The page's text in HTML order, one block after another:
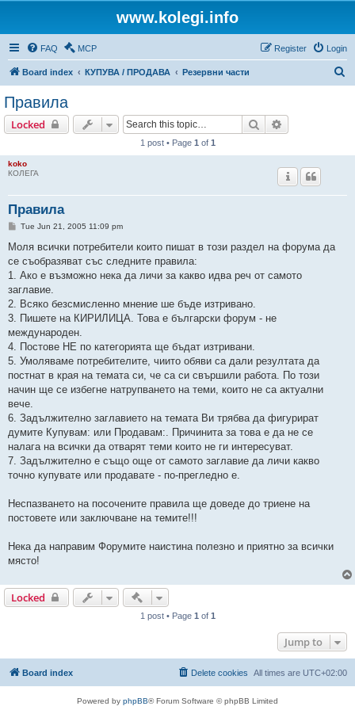
www.kolegi.info
FAQ MCP Login
Register
Board index КУПУВА / ПРОДАВА Резервни части
Правила
Locked Search
1 post • Page 1 of 1
koko
КОЛЕГА
Правила
P
s
Tue Jun 21, 2005 11:09 pm
Моля всички потребители които пишат в този раздел на форума да
се съобразяват със следните правила:
1. Ако е възможно нека да личи за какво идва реч от самото
заглавие.
2. Всяко безсмисленно мнение ше бъде изтривано.
3. Пишете на КИРИЛИЦА. Това е български форум - не
международен.
4. Постове НЕ по категорията ще бъдат изтривани.
5. Умоляваме потребителите, чиито обяви са дали резултата да
постнат в края на темата си, че са си свършили работа. По този
начин ще се избегне натрупването на теми, които не са актуални
вече.
6. Задължително заглавието на темата Ви трябва да фигурират
думите Купувам: или Продавам:. Причинита за това е да не се
налага на всички да отварят теми които не ги интересуват.
7. Задължително е също още от самото заглавие да личи какво
точно купувате или продавате - по-прегледно е.
Неспазването на посочените правила ще доведе до триене на
постовете или заключване на темите!!!
Нека да направим Форумите наистина полезно и приятно за всички
място!
Locked Quick-mod tools
1 post • Page 1 of 1
Jump to
Board index All times are UTC+02:00
Delete cookies
Powered by phpBB® Forum Software © phpBB Limited